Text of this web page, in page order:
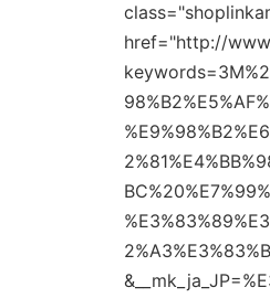
href="http://